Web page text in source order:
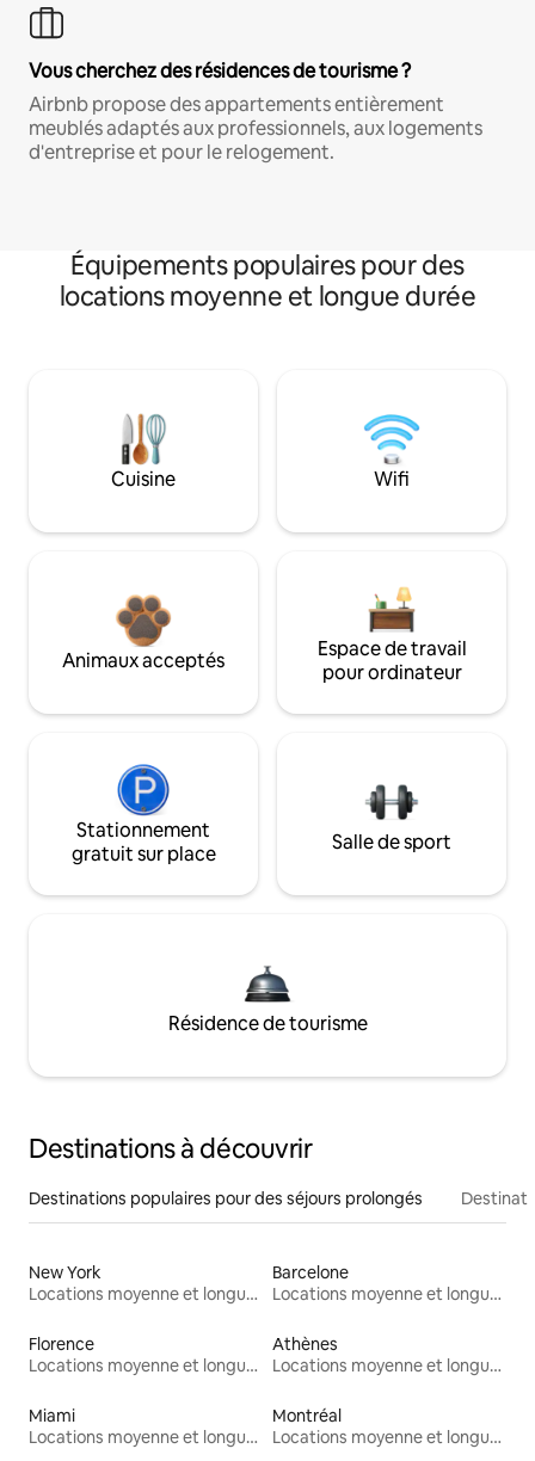
Vous cherchez des résidences de tourisme ?
Airbnb propose des appartements entièrement
meublés adaptés aux professionnels, aux logements
d'entreprise et pour le relogement.
Équipements populaires pour des
locations moyenne et longue durée
Cuisine Wifi
Animaux acceptés
Espace de travail
pour ordinateur
Stationnement
gratuit sur place
Salle de sport
Résidence de tourisme
Destinations à découvrir
Destinations populaires pour des séjours prolongés
New York
Locations moyenne et longue durée
Barcelone
Locations moyenne et longue durée
Florence
Locations moyenne et longue durée
Athènes
Locations moyenne et longue durée
Miami
Locations moyenne et longue durée
Montréal
Locations moyenne et longue durée